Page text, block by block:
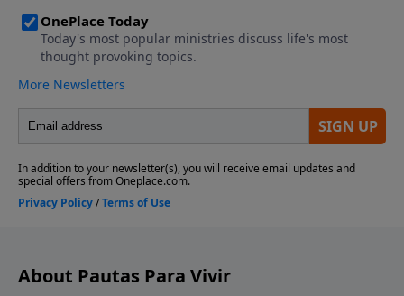
About Pautas Para Vivir